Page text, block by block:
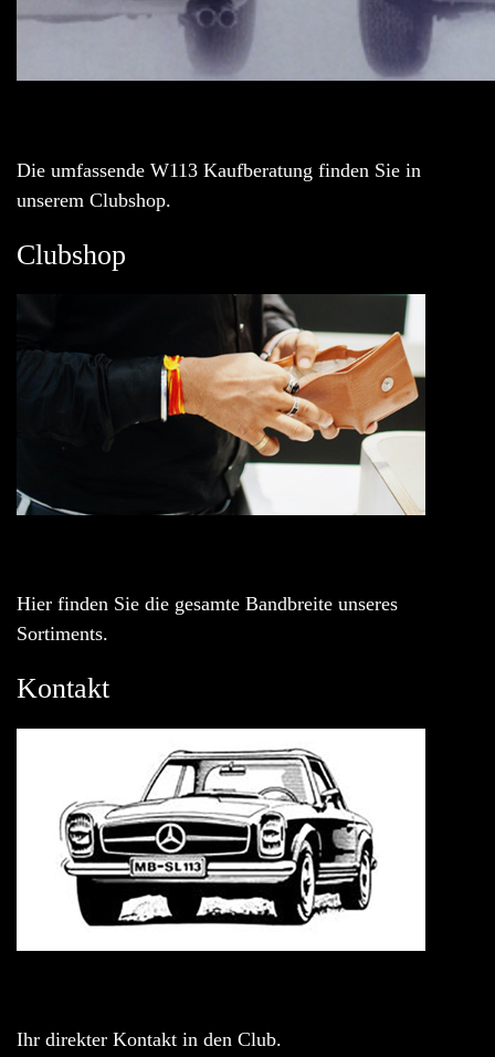
Die umfassende W113 Kaufberatung finden Sie in
unserem Clubshop.
Clubshop
Hier finden Sie die gesamte Bandbreite unseres
Sortiments.
Kontakt
Ihr direkter Kontakt in den Club.